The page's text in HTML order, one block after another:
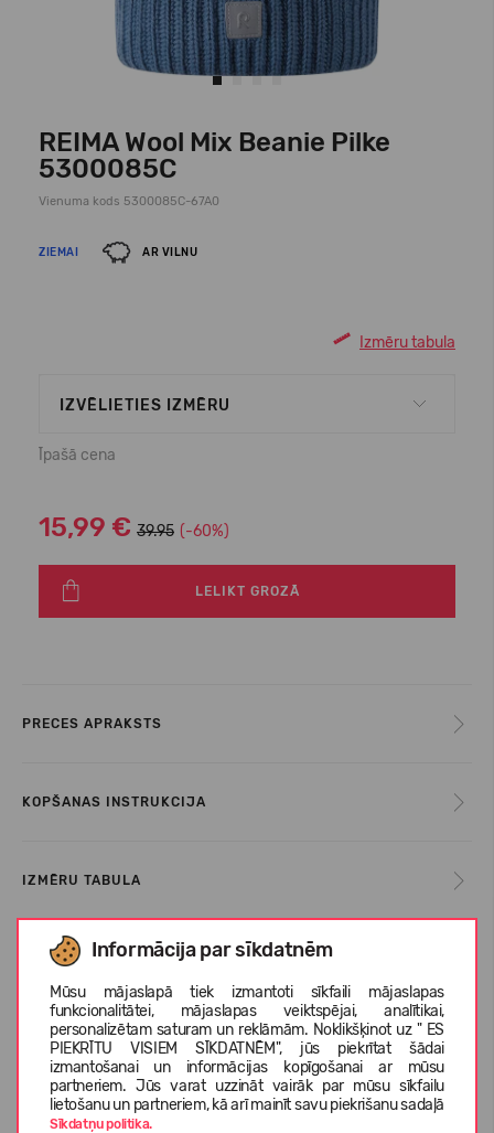
Informācija par sīkdatnēm
Mūsu mājaslapā tiek izmantoti sīkfaili mājaslapas
funkcionalitātei, mājaslapas veiktspējai, analītikai,
personalizētam saturam un reklāmām. Noklikšķinot uz " ES
PIEKRĪTU VISIEM SĪKDATNĒM", jūs piekrītat šādai
izmantošanai un informācijas kopīgošanai ar mūsu
partneriem. Jūs varat uzzināt vairāk par mūsu sīkfailu
lietošanu un partneriem, kā arī mainīt savu piekrišanu sadaļā
Sīkdatņu politika.
REIMA Wool Mix Beanie Pilke
5300085C
Vienuma kods 5300085C-67A0
ZIEMAI AR VILNU
Izmēru tabula
IZVĒLIETIES IZMĒRU
Īpašā cena
15,99 € 39.95 (-60%)
LELIKT GROZĀ
PRECES APRAKSTS
KOPŠANAS INSTRUKCIJA
IZMĒRU TABULA
PAR REIMA
KLIENTU ATSAUKSMES (0)